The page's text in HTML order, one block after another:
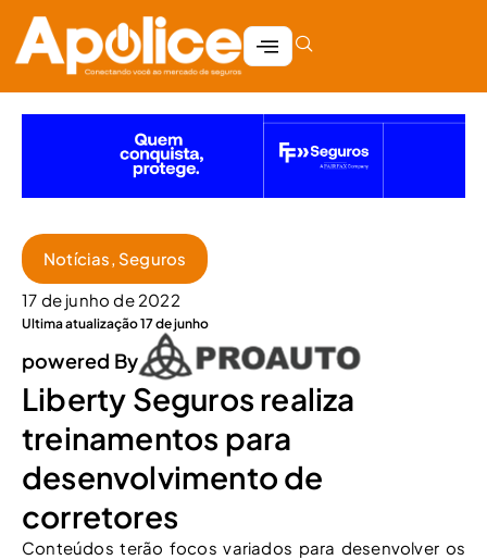
Notícias, Seguros
17 de junho de 2022
Ultima atualização 17 de junho
powered By
Liberty Seguros realiza
treinamentos para
desenvolvimento de
corretores
Conteúdos terão focos variados para desenvolver os